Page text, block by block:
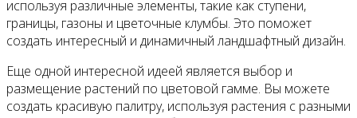
используя различные элементы, такие как ступени,
границы, газоны и цветочные клумбы. Это поможет
создать интересный и динамичный ландшафтный дизайн.
Еще одной интересной идеей является выбор и
размещение растений по цветовой гамме. Вы можете
создать красивую палитру, используя растения с разными